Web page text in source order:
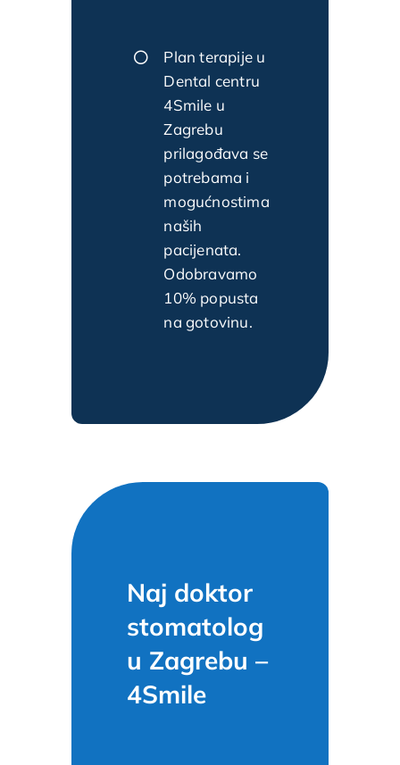
Plan terapije u
Dental centru
4Smile u
Zagrebu
prilagođava se
potrebama i
mogućnostima
naših
pacijenata.
Odobravamo
10% popusta
na gotovinu.
Naj doktor
stomatolog
u Zagrebu –
4Smile